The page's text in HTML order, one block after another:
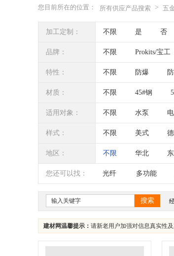
您目前所在的位置： 所有供应产品搜索 > 五
加工定制： 不限 是 否
品牌： 不限 Prokits/宝工
BOSCH/博世 日
特性： 不限 防爆
材质： 不限 45#钢
其他
适用对象： 不限 水泵
样式： 不限 美式
地区： 不限 华北
辽宁 吉林
四川 海南
您还可以找： 光纤 多功能
搜索
建材网温馨提示： 请新老用户加强对信息真实性